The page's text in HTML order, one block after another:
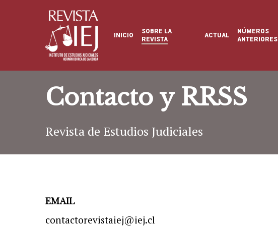
INICIO
SOBRE LA
REVISTA
ACTUAL
NÚMEROS
ANTERIORES
Contacto y RRSS
Revista de Estudios Judiciales
EMAIL
contactorevistaiej@iej.cl